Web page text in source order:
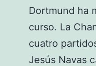
Dortmund ha
curso. La
cuatro
Jesús Navas